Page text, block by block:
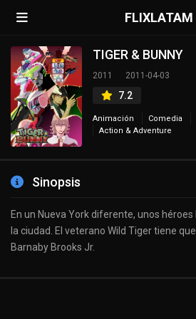
FLIXLATAM
TIGER & BUNNY
2011 2011-04-03
7.2
Animación Comedia
Action & Adventure
Sinopsis
En un Nueva York diferente, unos
la ciudad. El veterano Wild Tiger tiene
Barnaby Brooks Jr.